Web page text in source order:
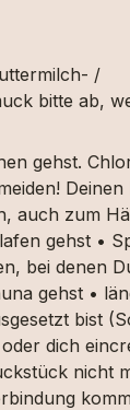
/
bitte ab,
gehst.
Deinen
auch zum
gehst •
bei denen
gehst •
bist
dich
nicht